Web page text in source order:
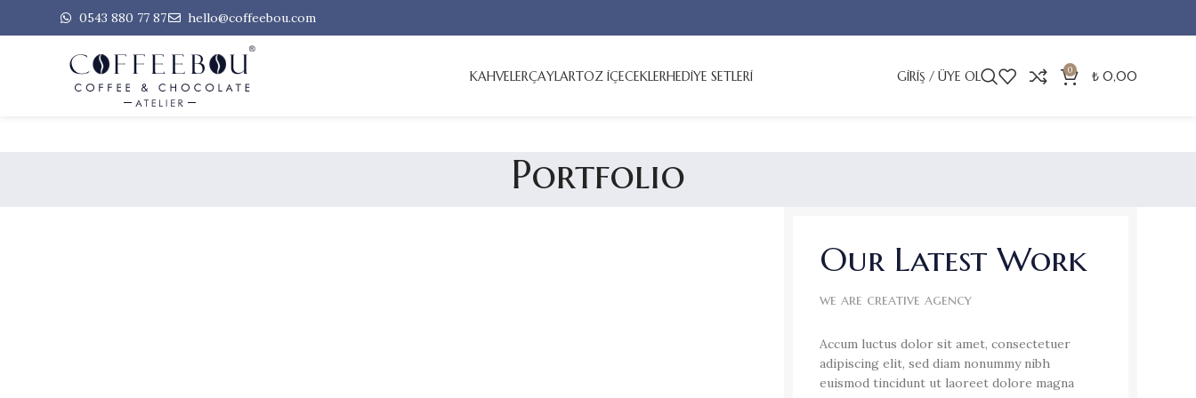
0543 880 77 87 hello@coffeebou.com
KAHVELERÇAYLARTOZ İÇECEKLERHEDİYE SETLERİ GIRIŞ / ÜYE OL 0 ₺ 0,00
Portfolio
Our Latest Work
we are creative agency
Accum luctus dolor sit amet, consectetuer
adipiscing elit, sed diam nonummy nibh
euismod tincidunt ut laoreet dolore magna